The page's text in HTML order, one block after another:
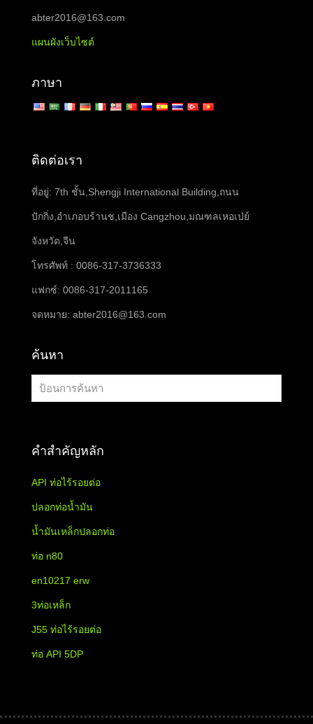
abter2016@163.com
แผนผังเว็บไซต์
ภาษา
ติดต่อเรา
ที่อยู่: 7th ชั้น,Shengji International Building,ถนน
ปักกิ่ง,อำเภอบร้านช,เมือง Cangzhou,มณฑลเหอเป่ย์
จังหวัด,จีน
โทรศัพท์ : 0086-317-3736333
แฟกซ์: 0086-317-2011165
จดหมาย: abter2016@163.com
ค้นหา
คำสำคัญหลัก
API ท่อไร้รอยต่อ
ปลอกท่อน้ำมัน
น้ำมันเหล็กปลอกท่อ
ท่อ n80
en10217 erw
3ท่อเหล็ก
J55 ท่อไร้รอยต่อ
ท่อ API 5DP